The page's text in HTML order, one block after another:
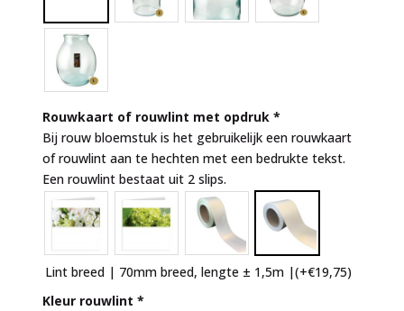
Rouwkaart of rouwlint met opdruk *
Bij rouw bloemstuk is het gebruikelijk een rouwkaart
of rouwlint aan te hechten met een bedrukte tekst.
Een rouwlint bestaat uit 2 slips.
Lint breed | 70mm breed, lengte ± 1,5m |(+€19,75)
Kleur rouwlint *